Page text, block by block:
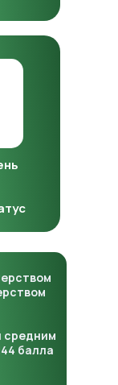
средним
балла